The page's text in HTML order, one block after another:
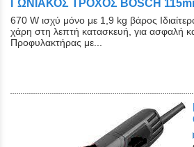
ΓΩΝΙΑΚΟΣ ΤΡΟΧΟΣ BOSCH
670 W ισχύ μόνο με 1,9 kg βάρος
χάρη στη λεπτή κατασκευή, για ασφαλή
Προφυλακτήρας με...